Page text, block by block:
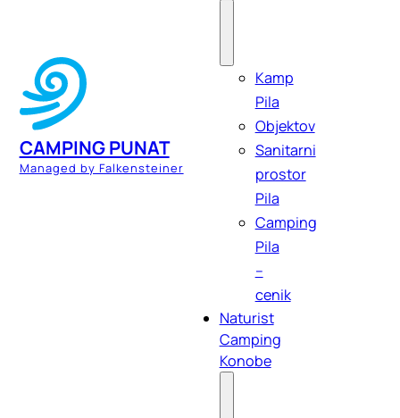
CAMPING PUNAT
Managed by Falkensteiner
Kamp
Pila
Objektov
Sanitarni
prostor
Pila
Camping
Pila
–
cenik
Naturist
Camping
Konobe